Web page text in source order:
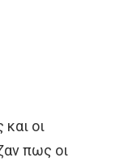
και οι
πως οι